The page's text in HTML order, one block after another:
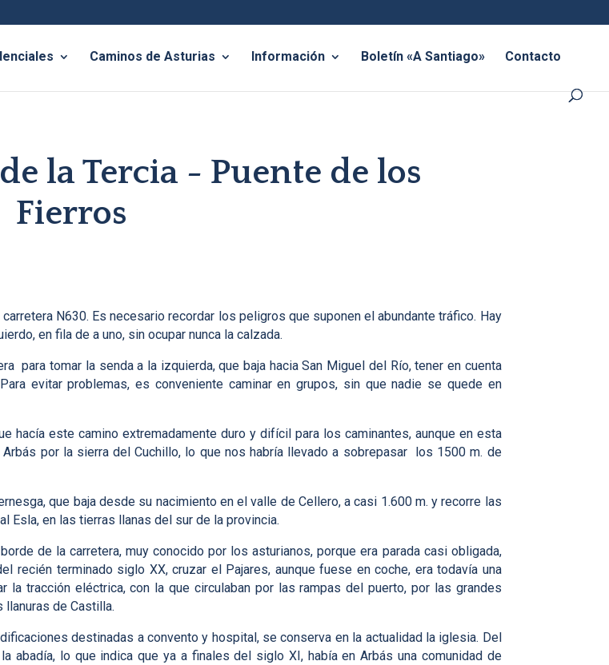
Caminos de Asturias Información Boletín «A Santiago» Contacto
la Tercia - Puente de los
Fierros
N630. Es necesario recordar los peligros que suponen el abundante tráfico. Hay
en fila de a uno, sin ocupar nunca la calzada.
para tomar la senda a la izquierda, que baja hacia San Miguel del Río, tener en cuenta
evitar problemas, es conveniente caminar en grupos, sin que nadie se quede en
hacía este camino extremadamente duro y difícil para los caminantes, aunque en esta
por la sierra del Cuchillo, lo que nos habría llevado a sobrepasar los 1500 m. de
que baja desde su nacimiento en el valle de Cellero, a casi 1.600 m. y recorre las
Esla, en las tierras llanas del sur de la provincia.
de la carretera, muy conocido por los asturianos, porque era parada casi obligada,
recién terminado siglo XX, cruzar el Pajares, aunque fuese en coche, era todavía una
la tracción eléctrica, con la que circulaban por las rampas del puerto, por las grandes
llanuras de Castilla.
destinadas a convento y hospital, se conserva en la actualidad la iglesia. Del
abadía, lo que indica que ya a finales del siglo XI, había en Arbás una comunidad de